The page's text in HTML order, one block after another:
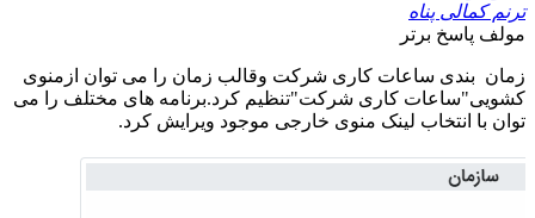
ترنم کمالی پناه
مولف پاسخ برتر
زمان بندی ساعات کاری شرکت وقالب زمان را می توان ازمنوی
کشویی"ساعات کاری شرکت"تنظیم کرد.برنامه های مختلف را می
توان با انتخاب لینک منوی خارجی موجود ویرایش کرد.